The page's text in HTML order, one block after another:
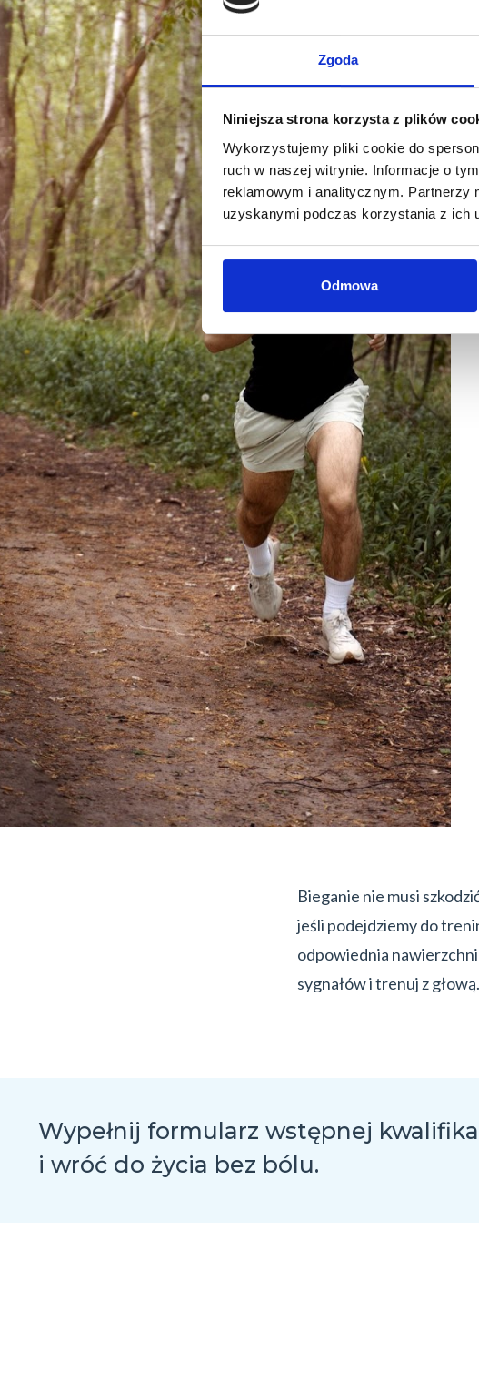
Zgoda
Niniejsza strona korzysta z plików
Wykorzystujemy pliki cookie do
ruch w naszej witrynie. Informacje o
reklamowym i analitycznym. Partnerzy
uzyskanymi podczas korzystania z ich
Odmowa
Bieganie nie musi
jeśli podejdziemy do
odpowiednia
sygnałów i trenuj z
Wypełnij formularz wstępnej
i wróć do życia bez bólu.